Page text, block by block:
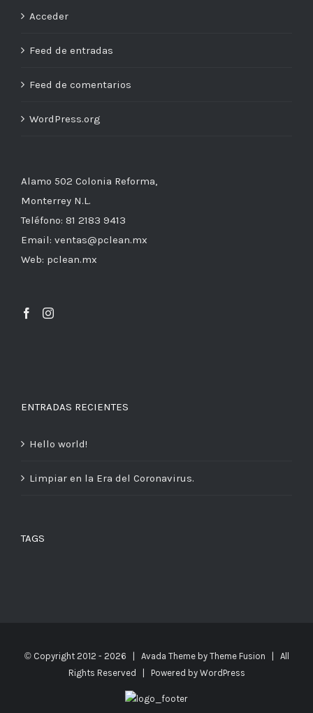
Acceder
Feed de entradas
Feed de comentarios
WordPress.org
Alamo 502 Colonia Reforma,
Monterrey N.L.
Teléfono: 81 2183 9413
Email: ventas@pclean.mx
Web: pclean.mx
ENTRADAS RECIENTES
Hello world!
Limpiar en la Era del Coronavirus.
TAGS
© Copyright 2012 - 2026 | Avada Theme by Theme Fusion | All
Rights Reserved | Powered by WordPress